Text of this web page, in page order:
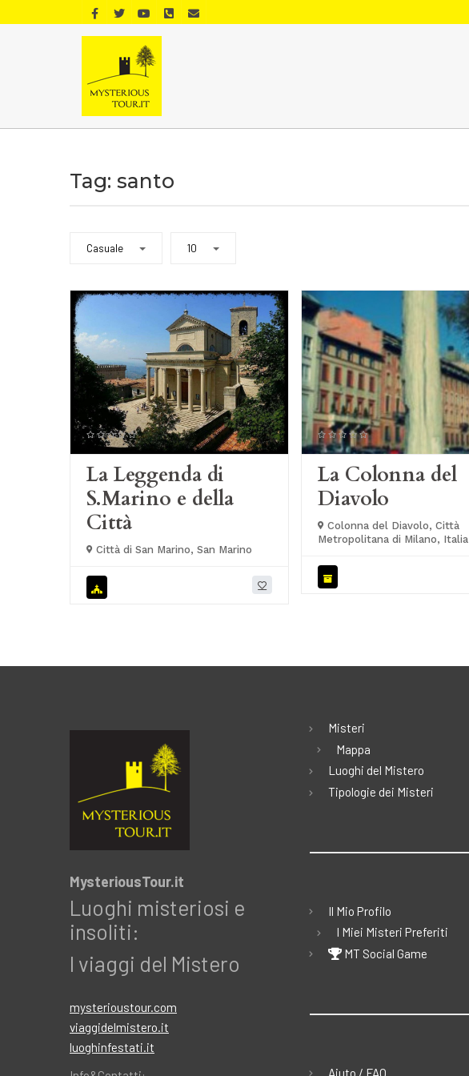
Tag: santo
Casuale 10
La Leggenda di
S.Marino e della
Città
Città di San Marino, San Marino
La Colonna del
Diavolo
Colonna del Diavolo, Città
Metropolitana di Milano, Italia
MysteriousTour.it
Luoghi misteriosi e
insoliti:
I viaggi del Mistero
mysterioustour.com
viaggidelmistero.it
luoghinfestati.it
Misteri
Mappa
Luoghi del Mistero
Tipologie dei Misteri
Il Mio Profilo
I Miei Misteri Preferiti
MT Social Game
Aiuto / FAQ